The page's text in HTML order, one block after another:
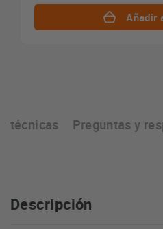
Añadir
técnicas Preguntas y
Descripción